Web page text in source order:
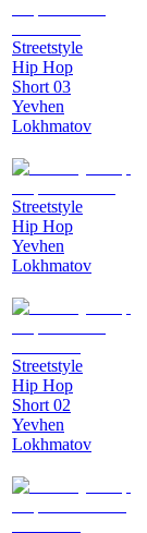
Streetstyle
Hip Hop
Short 03
Yevhen
Lokhmatov
Streetstyle
Hip Hop
Yevhen
Lokhmatov
Streetstyle
Hip Hop
Short 02
Yevhen
Lokhmatov